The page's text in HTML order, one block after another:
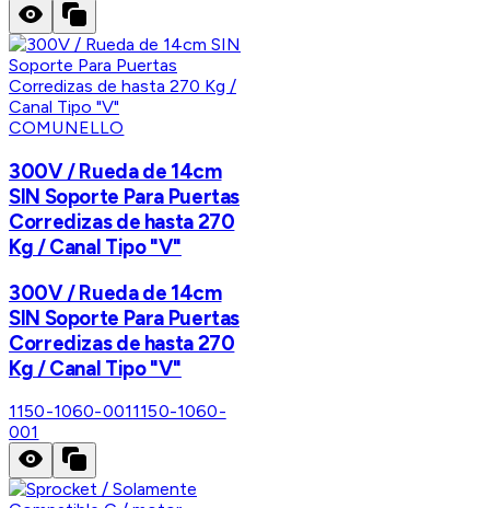
COMUNELLO
300V / Rueda de 14cm
SIN Soporte Para Puertas
Corredizas de hasta 270
Kg / Canal Tipo "V"
300V / Rueda de 14cm
SIN Soporte Para Puertas
Corredizas de hasta 270
Kg / Canal Tipo "V"
1150-1060-0011150-1060-
001